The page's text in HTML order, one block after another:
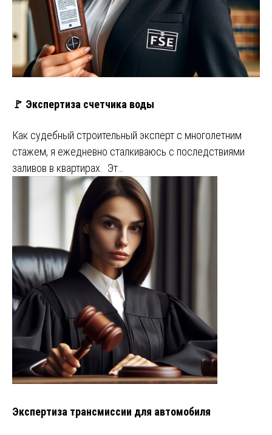
🚩 Экспертиза счетчика воды
Как судебный строительный эксперт с многолетним
стажем, я ежедневно сталкиваюсь с последствиями
заливов в квартирах. Эт…
Экспертиза трансмиссии для автомобиля